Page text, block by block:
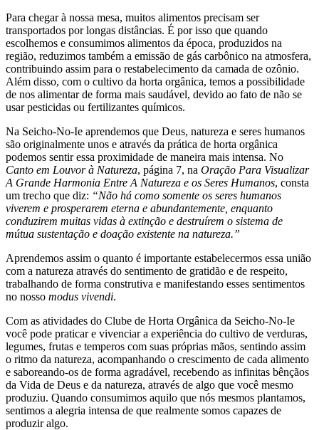
Para chegar à nossa mesa, muitos alimentos precisam ser
transportados por longas distâncias. É por isso que quando
escolhemos e consumimos alimentos da época, produzidos na
região, reduzimos também a emissão de gás carbônico na atmosfera,
contribuindo assim para o restabelecimento da camada de ozônio.
Além disso, com o cultivo da horta orgânica, temos a possibilidade
de nos alimentar de forma mais saudável, devido ao fato de não se
usar pesticidas ou fertilizantes químicos.
Na Seicho-No-Ie aprendemos que Deus, natureza e seres humanos
são originalmente unos e através da prática de horta orgânica
podemos sentir essa proximidade de maneira mais intensa. No
Canto em Louvor à Natureza, página 7, na Oração Para Visualizar
A Grande Harmonia Entre A Natureza e os Seres Humanos, consta
um trecho que diz: “Não há como somente os seres humanos
viverem e prosperarem eterna e abundantemente, enquanto
conduzirem muitas vidas à extinção e destruírem o sistema de
mútua sustentação e doação existente na natureza.”
Aprendemos assim o quanto é importante estabelecermos essa união
com a natureza através do sentimento de gratidão e de respeito,
trabalhando de forma construtiva e manifestando esses sentimentos
no nosso modus vivendi.
Com as atividades do Clube de Horta Orgânica da Seicho-No-Ie
você pode praticar e vivenciar a experiência do cultivo de verduras,
legumes, frutas e temperos com suas próprias mãos, sentindo assim
o ritmo da natureza, acompanhando o crescimento de cada alimento
e saboreando-os de forma agradável, recebendo as infinitas bênçãos
da Vida de Deus e da natureza, através de algo que você mesmo
produziu. Quando consumimos aquilo que nós mesmos plantamos,
sentimos a alegria intensa de que realmente somos capazes de
produzir algo.